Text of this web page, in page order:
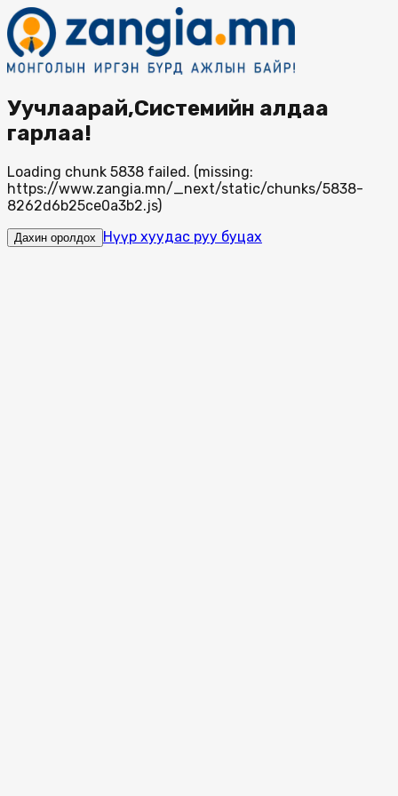
Уучлаарай,Системийн алдаа
гарлаа!
Loading chunk 5838 failed. (missing:
https://www.zangia.mn/_next/static/chunks/5838-
8262d6b25ce0a3b2.js)
Дахин оролдох Нүүр хуудас руу буцах